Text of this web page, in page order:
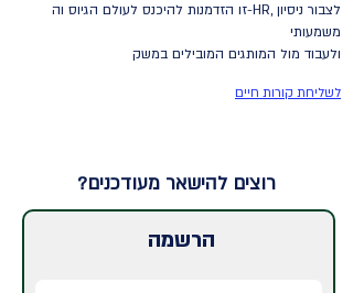
זו הזדמנות להיכנס לעולם הגיוס וה-HR, לצבור ניסיון
משמעותי
ולעבוד מול המותגים המובילים במשק
לשליחת קורות חיים
רוצים להישאר מעודכנים?
הרשמה